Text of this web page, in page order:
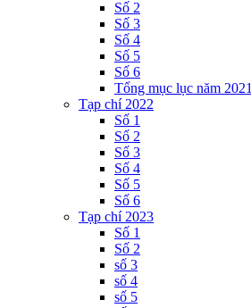
Số 2
Số 3
Số 4
Số 5
Số 6
Tổng mục lục năm 2021
Tạp chí 2022
Số 1
Số 2
Số 3
Số 4
Số 5
Số 6
Tạp chí 2023
Số 1
Số 2
số 3
số 4
số 5